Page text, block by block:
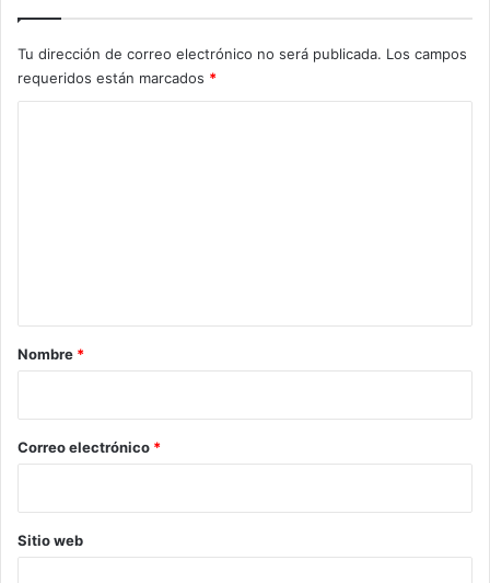
Tu dirección de correo electrónico no será publicada. Los campos
requeridos están marcados *
r
*
Nombre *
Correo electrónico *
Sitio web